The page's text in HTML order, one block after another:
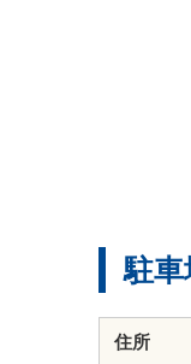
駐
住所